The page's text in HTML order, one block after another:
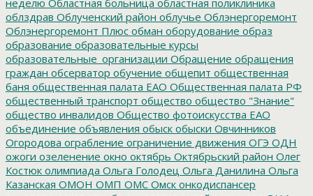
облздрав Облученский район облучье Облэнергоремонт
Облэнергоремонт Плюс обман оборудование образ
образование образовательные курсы
образовательные_организации Обращение обращения
граждан обсерватор обучение общепит общественная
баня общественная палата ЕАО Общественная палата РФ
общественный транспорт общество общество "Знание"
общество инвалидов Общество фотоискусства ЕАО
объединение объявления обыск обыски Овчинников
Огородова ограбление ограничение движения ОГЭ ОДН
ожоги озеленение окно октябрь Октябрьский район Олег
Костюк олимпиада Ольга Голодец Ольга Данилина Ольга
Казанская ОМОН ОМП ОМС Омск онкодиспансер